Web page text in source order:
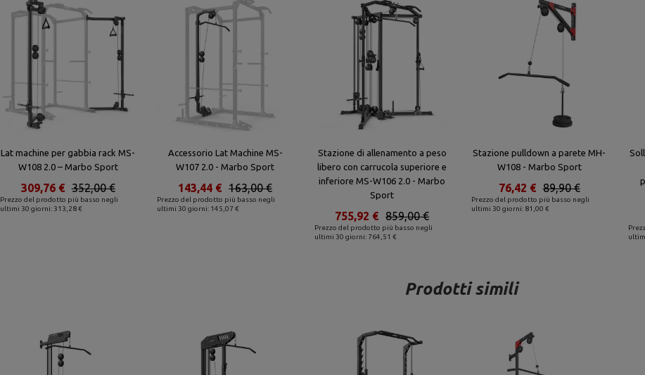
Lat machine per gabbia rack MS-
W108 2.0 – Marbo Sport
Prezzo del prodotto più basso negli
ultimi 30 giorni: 313,28 €
352,00 €
309,76 €
Accessorio Lat Machine MS-
W107 2.0 - Marbo Sport
Prezzo del prodotto più basso negli
ultimi 30 giorni: 145,07 €
163,00 €
143,44 €
Stazione di allenamento a peso
libero con carrucola superiore e
inferiore MS-W106 2.0 - Marbo
Sport
Prezzo del prodotto più basso negli
ultimi 30 giorni: 764,51 €
859,00 €
755,92 €
Stazione pulldown a parete MH-
W108 - Marbo Sport
Prezzo del prodotto più basso negli
ultimi 30 giorni: 81,00 €
89,90 €
76,42 €
Prodotti simili